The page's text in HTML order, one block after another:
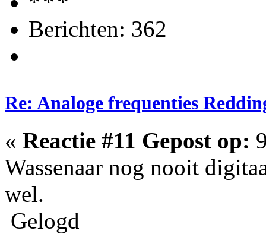
Berichten: 362
Re: Analoge frequenties
« Reactie #11 Gepost op:
Wassenaar nog nooit
wel.
Gelogd